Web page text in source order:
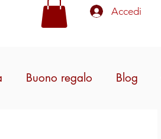
Accedi
Buono regalo Blog